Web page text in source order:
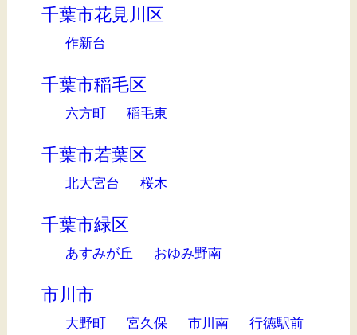
千葉市花見川区
作新台
千葉市稲毛区
六方町 稲毛東
千葉市若葉区
北大宮台 桜木
千葉市緑区
あすみが丘 おゆみ野南
市川市
大野町 宮久保 市川南 行徳駅前